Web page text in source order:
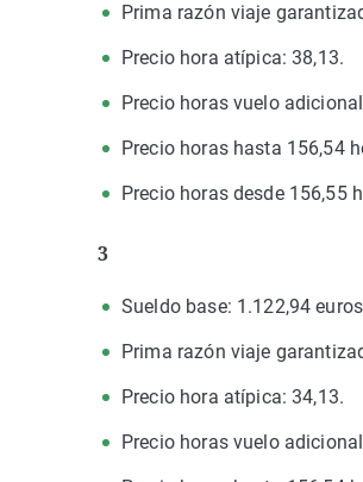
Prima razón viaje
Precio hora atípica: 38,13.
Precio horas vuelo
Precio horas hasta 156,54
Precio horas desde 156,55
3
Sueldo base: 1.122,94
Prima razón viaje
Precio hora atípica: 34,13.
Precio horas vuelo